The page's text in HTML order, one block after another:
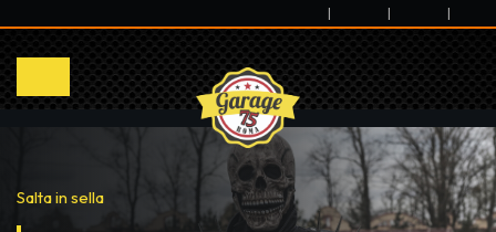
| | |
Salta in sella